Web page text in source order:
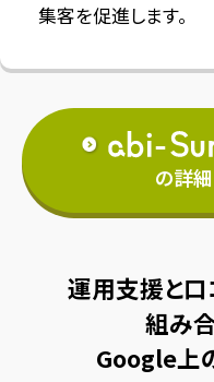
集客を促進します。
の詳
運用支援と
組み
Google上